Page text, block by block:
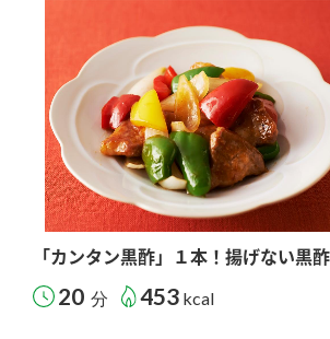
「カンタン黒酢」１本！揚げない黒
20 分 453 kcal